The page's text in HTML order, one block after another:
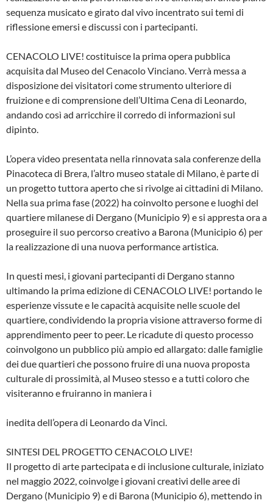
sequenza musicato e girato dal vivo incentrato sui temi di
riflessione emersi e discussi con i partecipanti.
CENACOLO LIVE! costituisce la prima opera pubblica
acquisita dal Museo del Cenacolo Vinciano. Verrà messa a
disposizione dei visitatori come strumento ulteriore di
fruizione e di comprensione dell’Ultima Cena di Leonardo,
andando così ad arricchire il corredo di informazioni sul
dipinto.
L’opera video presentata nella rinnovata sala conferenze della
Pinacoteca di Brera, l’altro museo statale di Milano, è parte di
un progetto tuttora aperto che si rivolge ai cittadini di Milano.
Nella sua prima fase (2022) ha coinvolto persone e luoghi del
quartiere milanese di Dergano (Municipio 9) e si appresta ora a
proseguire il suo percorso creativo a Barona (Municipio 6) per
la realizzazione di una nuova performance artistica.
In questi mesi, i giovani partecipanti di Dergano stanno
ultimando la prima edizione di CENACOLO LIVE! portando le
esperienze vissute e le capacità acquisite nelle scuole del
quartiere, condividendo la propria visione attraverso forme di
apprendimento peer to peer. Le ricadute di questo processo
coinvolgono un pubblico più ampio ed allargato: dalle famiglie
dei due quartieri che possono fruire di una nuova proposta
culturale di prossimità, al Museo stesso e a tutti coloro che
visiteranno e fruiranno in maniera i
inedita dell’opera di Leonardo da Vinci.
SINTESI DEL PROGETTO CENACOLO LIVE!
Il progetto di arte partecipata e di inclusione culturale, iniziato
nel maggio 2022, coinvolge i giovani creativi delle aree di
Dergano (Municipio 9) e di Barona (Municipio 6), mettendo in